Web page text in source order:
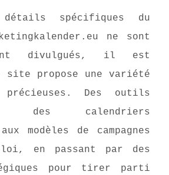
spécifiques du
ne sont
divulgués, il est
site propose une variété
précieuses. Des outils
des calendriers
modèles de campagnes
en passant par des
pour tirer parti